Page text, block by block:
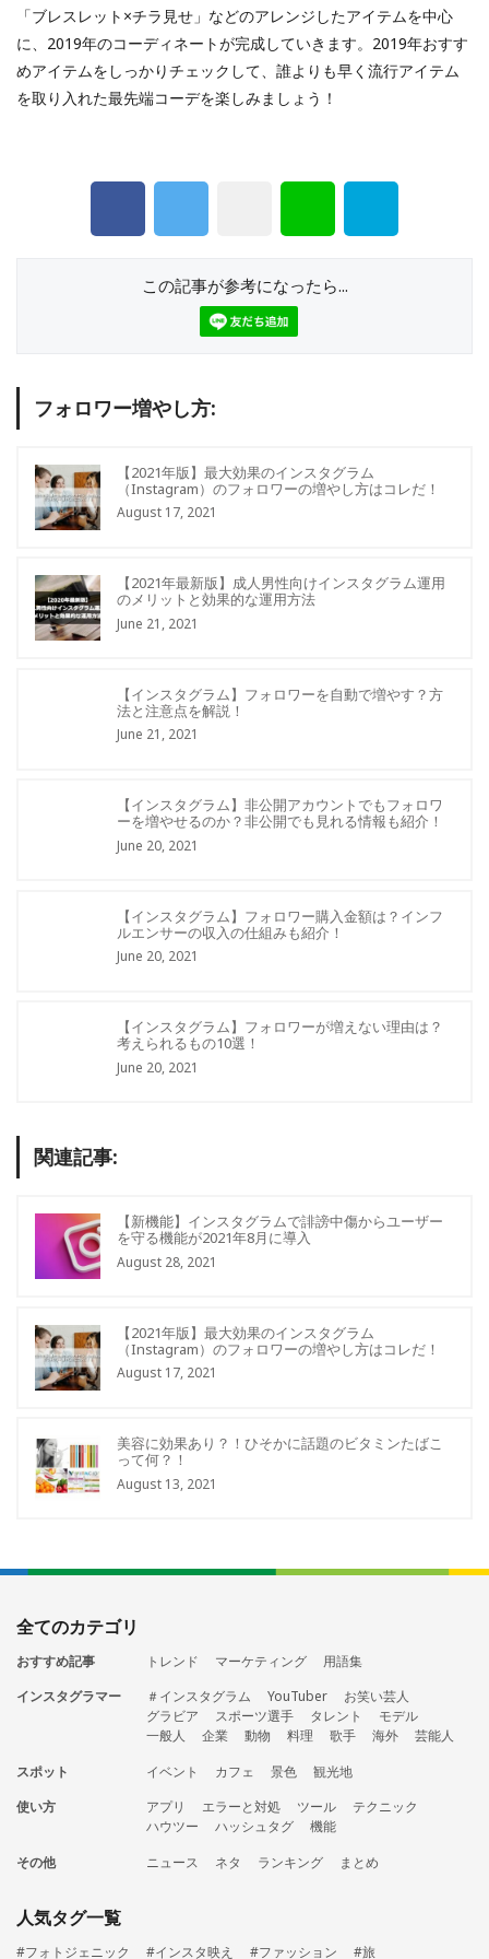
「ブレスレット×チラ見せ」などのアレンジしたアイテムを中心
に、2019年のコーディネートが完成していきます。2019年おすす
めアイテムをしっかりチェックして、誰よりも早く流行アイテム
を取り入れた最先端コーデを楽しみましょう！
この記事が参考になったら...
フォロワー増やし方:
【2021年版】最大効果のインスタグラム
（Instagram）のフォロワーの増やし方はコレだ！
August 17, 2021
【2021年最新版】成人男性向けインスタグラム運用
のメリットと効果的な運用方法
June 21, 2021
【インスタグラム】フォロワーを自動で増やす？方
法と注意点を解説！
June 21, 2021
【インスタグラム】非公開アカウントでもフォロワ
ーを増やせるのか？非公開でも見れる情報も紹介！
June 20, 2021
【インスタグラム】フォロワー購入金額は？インフ
ルエンサーの収入の仕組みも紹介！
June 20, 2021
【インスタグラム】フォロワーが増えない理由は？
考えられるもの10選！
June 20, 2021
関連記事:
【新機能】インスタグラムで誹謗中傷からユーザー
を守る機能が2021年8月に導入
August 28, 2021
【2021年版】最大効果のインスタグラム
（Instagram）のフォロワーの増やし方はコレだ！
August 17, 2021
美容に効果あり？！ひそかに話題のビタミンたばこ
って何？！
August 13, 2021
全てのカテゴリ
おすすめ記事 トレンド マーケティング
用語集
インスタグラマー
＃インスタグラム YouTuber
お笑い芸人
グラビア
スポーツ選手 タレント
モデル
一般人
企業 動物 料理 歌手 海外
芸能人
スポット
イベント カフェ 景色
観光地
使い方
アプリ エラーと対処 ツール
テクニック
ハウツー
ハッシュタグ
機能
その他
ニュース ネタ ランキング まとめ
人気タグ一覧
#フォトジェニック #インスタ映え #ファッション #旅